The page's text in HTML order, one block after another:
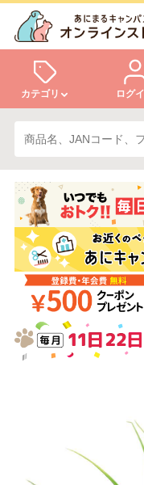
カテゴリ
犬
小動物・鳥
ドッグフード
美容・ケア用品
トリマーグッズ
ログ
ログイン
会員登録
あにまるキャンパス
アフターサービス
商品リクエスト